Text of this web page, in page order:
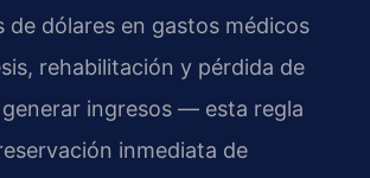
de dólares en gastos médicos
rehabilitación y pérdida de
ingresos — esta regla
inmediata de